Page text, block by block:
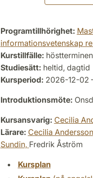
Programtillhörighet:
informationsvetenskap
Kurstillfälle:
Studiesätt: heltid, dagtid
Kursperiod: 2026-12-02
Introduktionsmöte:
Kursansvarig: Cecilia
Lärare: Cecilia
Sundin, Fredrik Åström
Kursplan